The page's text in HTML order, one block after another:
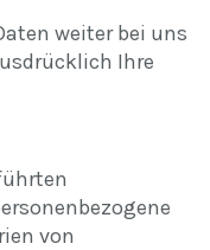
weiter bei uns
Ihre
von